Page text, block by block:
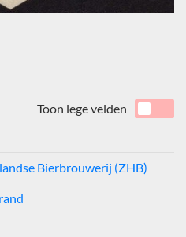
Toon lege velden
Bierbrouwerij (ZHB)